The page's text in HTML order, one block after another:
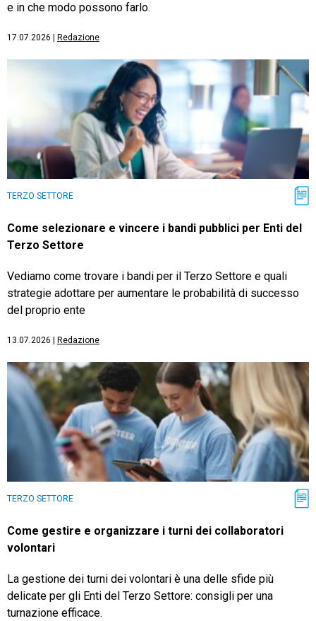
e in che modo possono farlo.
17.07.2026 Redazione
TERZO SETTORE
Come selezionare e vincere i bandi pubblici per Enti del
Terzo Settore
Vediamo come trovare i bandi per il Terzo Settore e quali
strategie adottare per aumentare le probabilità di successo
del proprio ente
13.07.2026 Redazione
TERZO SETTORE
Come gestire e organizzare i turni dei collaboratori
volontari
La gestione dei turni dei volontari è una delle sfide più
delicate per gli Enti del Terzo Settore: consigli per una
turnazione efficace.